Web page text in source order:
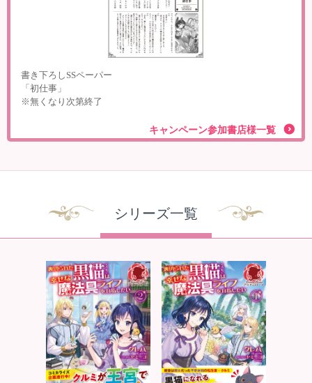
書き下ろしSSペーパー
「初仕事」
※無くなり次第終了
キャンペーン参加書店様一覧
シリーズ一覧